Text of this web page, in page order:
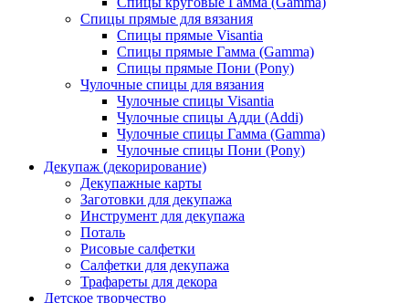
Спицы прямые для вязания
Спицы прямые Visantia
Спицы прямые Гамма (Gamma)
Спицы прямые Пони (Pony)
Чулочные спицы для вязания
Чулочные спицы Visantia
Чулочные спицы Адди (Addi)
Чулочные спицы Гамма (Gamma)
Чулочные спицы Пони (Pony)
Декупаж (декорирование)
Декупажные карты
Заготовки для декупажа
Инструмент для декупажа
Поталь
Рисовые салфетки
Салфетки для декупажа
Трафареты для декора
Детское творчество